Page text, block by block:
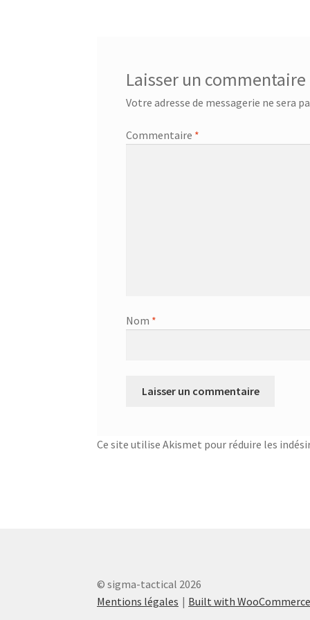
Laisser un commentaire
Votre adresse de messagerie ne sera
Commentaire *
Nom *
Ce site utilise Akismet pour réduire les
© sigma-tactical 2026
Mentions légales
Built with WooCommerce